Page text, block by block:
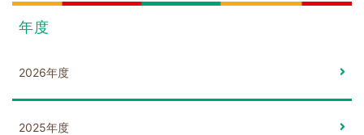
年度
2026年度
2025年度